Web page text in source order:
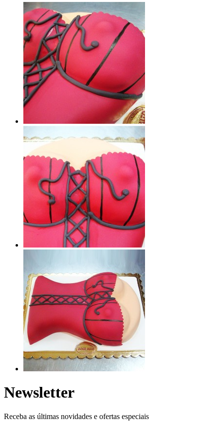
Newsletter
Receba as últimas novidades e ofertas especiais